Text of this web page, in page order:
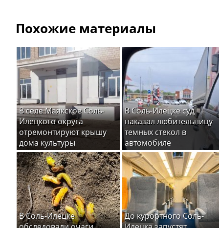
Похожие материалы
В селе Маякское Соль-
Илецкого округа
отремонтируют крышу
дома культуры
В Соль-Илецке суд
наказал любительницу
темных стекол в
автомобиле
В Соль-Илецке
До курортного Соль-